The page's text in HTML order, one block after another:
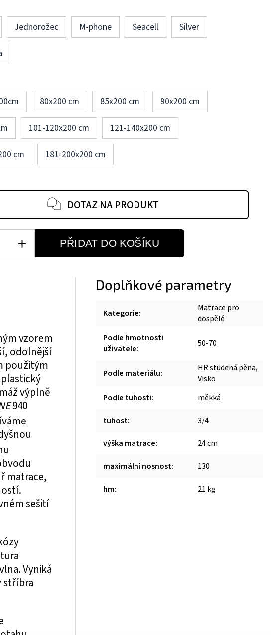
Jednorožec M-phone Seacell Silver
80x200 cm 85x200 cm 90x200 cm
101-120x200 cm 121-140x200 cm
cm 181-200x200 cm
DOTAZ NA PRODUKT
PŘIDAT DO KOŠÍKU
vzorem
odolnější
použitým
výplně
940
matrace,
sešití
Vyniká
stříbra
Doplňkové parametry
Kategorie:
Matrace pro
dospělé
Podle hmotnosti
uživatele: 50-70
Podle materiálu:
HR studená pěna,
Visko
Podle tuhosti: měkká
tuhost: 3/4
výška matrace: 24 cm
maximální nosnost: 130
hm: 21 kg